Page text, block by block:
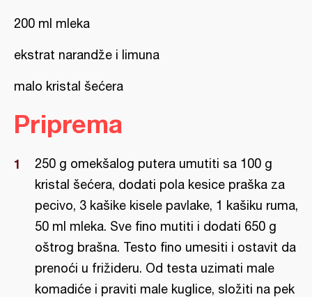
200 ml mleka
ekstrat narandže i limuna
malo kristal šećera
Priprema
250 g omekšalog putera umutiti sa 100 g
kristal šećera, dodati pola kesice praška za
pecivo, 3 kašike kisele pavlake, 1 kašiku ruma,
50 ml mleka. Sve fino mutiti i dodati 650 g
oštrog brašna. Testo fino umesiti i ostavit da
prenoći u frižideru. Od testa uzimati male
komadiće i praviti male kuglice, složiti na pek